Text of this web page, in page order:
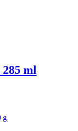
ml